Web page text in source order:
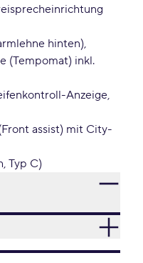
hinten)
(Tempomat) inkl.
Anzeige
assist) mit City-
Typ C)